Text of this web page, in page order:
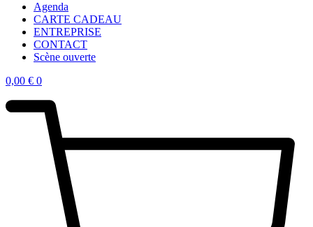
Agenda
CARTE CADEAU
ENTREPRISE
CONTACT
Scène ouverte
0,00 € 0